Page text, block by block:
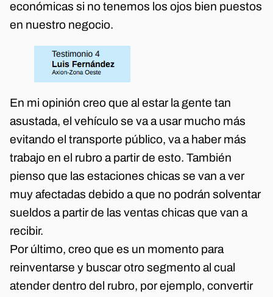
económicas si no tenemos los ojos bien puestos
en nuestro negocio.
En mi opinión creo que al estar la gente tan
asustada, el vehículo se va a usar mucho más
evitando el transporte público, va a haber más
trabajo en el rubro a partir de esto. También
pienso que las estaciones chicas se van a ver
muy afectadas debido a que no podrán solventar
sueldos a partir de las ventas chicas que van a
recibir.
Por último, creo que es un momento para
reinventarse y buscar otro segmento al cual
atender dentro del rubro, por ejemplo, convertir